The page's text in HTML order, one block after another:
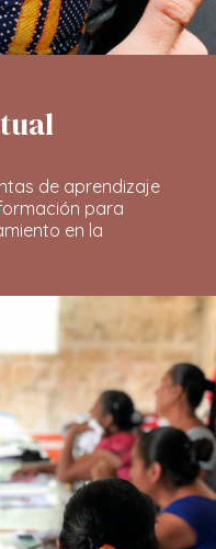
de aprendizaje
para
en la